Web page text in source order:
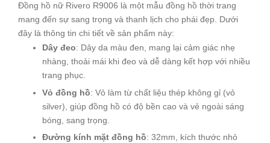
Đồng hồ nữ Rivero R9006 là một mẫu đồng hồ thời trang
mang đến sự sang trọng và thanh lịch cho phái đẹp. Dưới
đây là thông tin chi tiết về sản phẩm này:
Dây đeo: Dây da màu đen, mang lại cảm giác nhẹ
nhàng, thoải mái khi đeo và dễ dàng kết hợp với nhiều
trang phục.
Vỏ đồng hồ: Vỏ làm từ chất liệu thép không gỉ (vỏ
silver), giúp đồng hồ có độ bền cao và vẻ ngoài sáng
bóng, sang trọng.
Đường kính mặt đồng hồ: 32mm, kích thước nhỏ